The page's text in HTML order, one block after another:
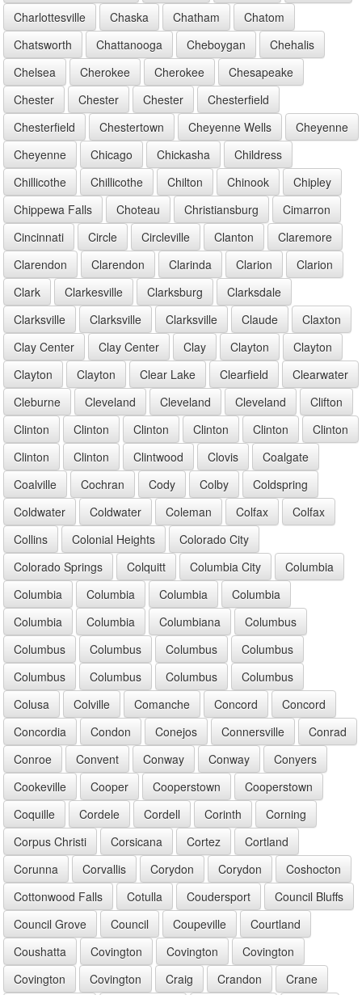
Charlottesville
Chaska Chatham
Chatom
Chatsworth
Chattanooga Cheboygan
Chehalis
Chelsea
Cherokee Cherokee
Chesapeake
Chester
Chester Chester
Chesterfield
Chesterfield
Chestertown Cheyenne Wells
Cheyenne
Cheyenne
Chicago Chickasha
Childress
Chillicothe
Chillicothe Chilton Chinook
Chipley
Chippewa Falls
Choteau Christiansburg
Cimarron
Cincinnati
Circle Circleville Clanton
Claremore
Clarendon
Clarendon Clarinda Clarion
Clarion
Clark
Clarkesville Clarksburg
Clarksdale
Clarksville
Clarksville Clarksville Claude
Claxton
Clay Center
Clay Center Clay Clayton
Clayton
Clayton
Clayton Clear Lake Clearfield
Clearwater
Cleburne
Cleveland Cleveland Cleveland
Clifton
Clinton
Clinton Clinton Clinton Clinton
Clinton
Clinton
Clinton Clintwood Clovis
Coalgate
Coalville
Cochran Cody Colby
Coldspring
Coldwater
Coldwater Coleman Colfax
Colfax
Collins
Colonial Heights
Colorado City
Colorado Springs
Colquitt Columbia City
Columbia
Columbia
Columbia Columbia
Columbia
Columbia
Columbia Columbiana
Columbus
Columbus
Columbus Columbus
Columbus
Columbus
Columbus Columbus
Columbus
Colusa
Colville Comanche Concord
Concord
Concordia
Condon Conejos Connersville
Conrad
Conroe
Convent Conway Conway
Conyers
Cookeville
Cooper Cooperstown
Cooperstown
Coquille
Cordele Cordell Corinth
Corning
Corpus Christi
Corsicana Cortez
Cortland
Corunna
Corvallis Corydon Corydon
Coshocton
Cottonwood Falls
Cotulla Coudersport
Council Bluffs
Council Grove
Council Coupeville
Courtland
Coushatta
Covington Covington
Covington
Covington
Covington Craig Crandon
Crane